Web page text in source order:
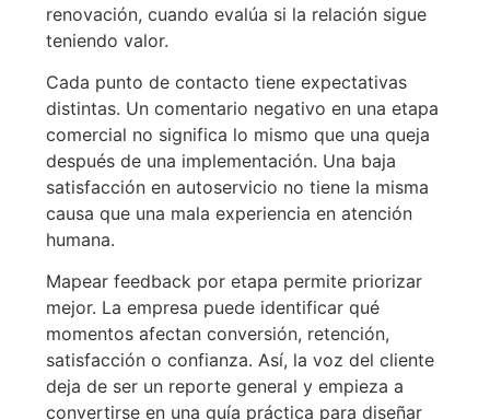
renovación, cuando evalúa si la relación sigue
teniendo valor.
Cada punto de contacto tiene expectativas
distintas. Un comentario negativo en una etapa
comercial no significa lo mismo que una queja
después de una implementación. Una baja
satisfacción en autoservicio no tiene la misma
causa que una mala experiencia en atención
humana.
Mapear feedback por etapa permite priorizar
mejor. La empresa puede identificar qué
momentos afectan conversión, retención,
satisfacción o confianza. Así, la voz del cliente
deja de ser un reporte general y empieza a
convertirse en una guía práctica para diseñar